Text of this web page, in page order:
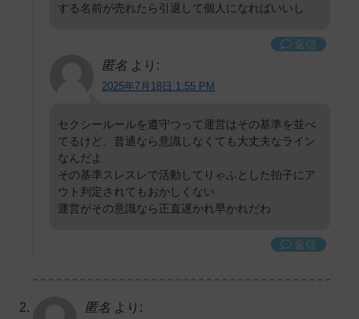
する名前が売れたら引退して個人になればいいし
返信
匿名 より:
2025年7月18日 1:55 PM
セクシールールを遵守つって運営はその基準を並べ
てるけど、普通なら意識しなくても大丈夫なライン
なんだよ
その基準スレスレで活動してりゃふとした拍子にア
ウト判定されてもおかしくない
運営がその意識なら正直遅かれ早かれだわ
返信
匿名 より: